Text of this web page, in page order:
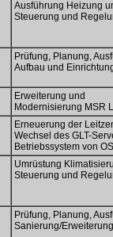
Ausführung Heizung
Steuerung und
Prüfung, Planung,
Aufbau und
Erweiterung und
Modernisierung MSR
Erneuerung der
Wechsel des GLT-
Betriebssystem von
Umrüstung
Steuerung und
Prüfung, Planung,
Sanierung/